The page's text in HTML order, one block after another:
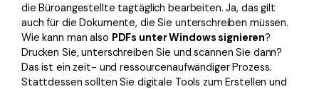
Gesundheitswesen
Finanzen
Regierung
Bewertungen
Sehen Sie, was unsere Nutzer sagen.
Kostenlose PDF-Vorlagen
Bearbeiten, Drucken und Anpassen von kostenlosen Vorlagen.
die Büroangestellte tagtäglich bearbeiten. Ja, das gilt
auch für die Dokumente, die Sie unterschreiben müssen.
Wie kann man also PDFs unter Windows signieren?
Drucken Sie, unterschreiben Sie und scannen Sie dann?
Das ist ein zeit- und ressourcenaufwändiger Prozess.
Stattdessen sollten Sie digitale Tools zum Erstellen und